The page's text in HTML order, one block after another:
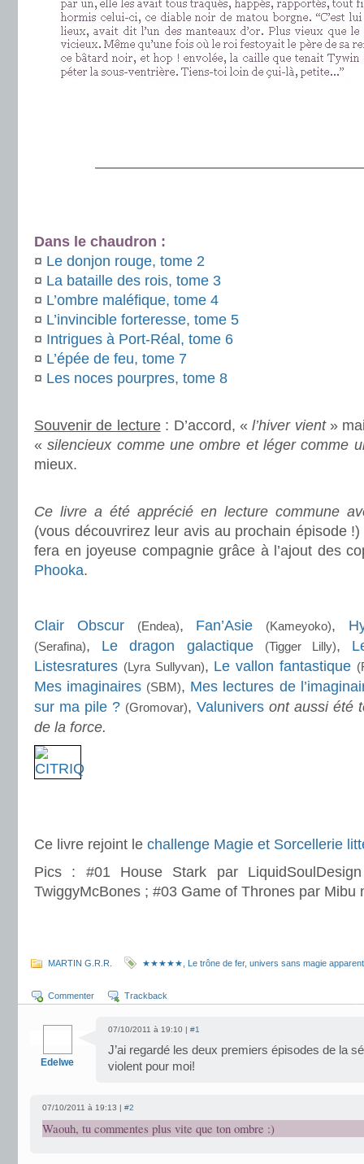
Dans le chaudron :
¤ Le donjon rouge, tome 2
¤ La bataille des rois, tome 3
¤ L’ombre maléfique, tome 4
¤ L’invincible forteresse, tome 5
¤ Intrigues à Port-Réal, tome 6
¤ L’épée de feu, tome 7
¤ Les noces pourpres, tome 8
Souvenir de lecture: D’accord, «l’hiver vient»
«silencieux comme une ombre et léger comme
mieux.
Ce livre a été apprécié en lecture commune
(vous découvrirez leur avis au prochain épisode
fera en joyeuse compagnie grâce à l’ajout des
Phooka.
Clair Obscur
(Endea), Fan’Asie (Kameyoko),
(Serafina), Le dragon galactique (Tigger Lilly),
Listesratures (Lyra Sullyvan), Le vallon fantastique
Mes imaginaires (SBM), Mes lectures de
sur ma pile ? (Gromovar), Valunivers ont aussi été
de la force.
Ce livre rejoint le challenge Magie et Sorcellerie
Pics : #01 House Stark par
TwiggyMcBones ; #03 Game of Thrones par Mibu
MARTIN G.R.R. ★★★★★ Le trône de fer, univers sans magie
Commenter Trackback
Edelwe
07/10/2011 à 19:10 | #1
J’ai regardé les deux premiers épisodes de la
violent pour moi!
07/10/2011 à 19:13 | #2
Waouh, tu commentes plus vite que ton ombre :)